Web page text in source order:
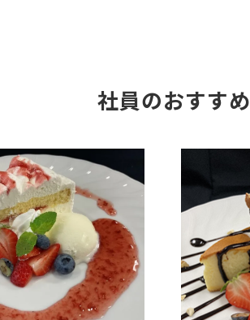
社員のおすすめ